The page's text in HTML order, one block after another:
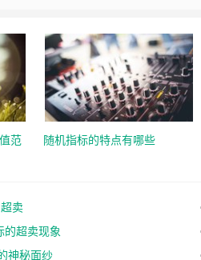
范
随机指标的特点有哪些
卖
的超卖现象
神秘面纱